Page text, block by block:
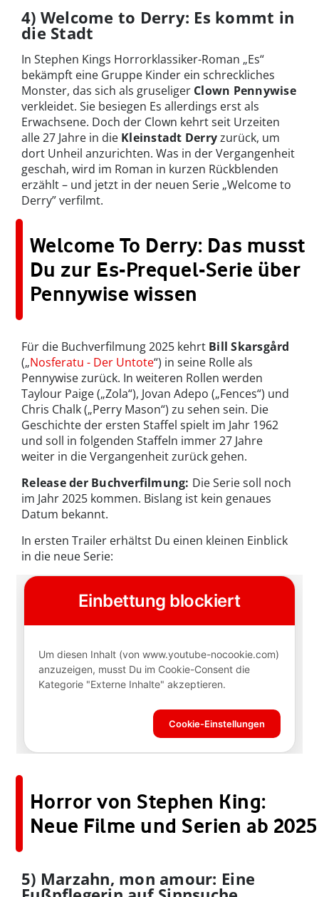
4) Welcome to Derry: Es kommt in
die Stadt
In Stephen Kings Horrorklassiker-Roman „Es“
bekämpft eine Gruppe Kinder ein schreckliches
Monster, das sich als gruseliger Clown Pennywise
verkleidet. Sie besiegen Es allerdings erst als
Erwachsene. Doch der Clown kehrt seit Urzeiten
alle 27 Jahre in die Kleinstadt Derryzurück, um
dort Unheil anzurichten. Was in der Vergangenheit
geschah, wird im Roman in kurzen Rückblenden
erzählt – und jetzt in der neuen Serie „Welcome to
Derry” verfilmt.
Welcome To Derry: Das musst
Du zur Es-Prequel-Serie über
Pennywise wissen
Für die Buchverfilmung 2025 kehrt Bill Skarsgård
(„Nosferatu - Der Untote“) in seine Rolle als
Pennywise zurück. In weiteren Rollen werden
Taylour Paige („Zola“), Jovan Adepo („Fences“) und
Chris Chalk („Per­ry Mason“) zu sehen sein. Die
Geschichte der ersten Staffel spielt im Jahr 1962
und soll in folgenden Staffeln immer 27 Jahre
weiter in die Vergangenheit zurück gehen.
Release der Buchverfilmung: Die Serie soll noch
im Jahr 2025 kommen. Bislang ist kein genaues
Datum bekannt.
In ersten Trailer erhältst Du einen kleinen Einblick
in die neue Serie:
Horror von Stephen King:
Neue Filme und Serien ab 2025
5) Marzahn, mon amour: Eine